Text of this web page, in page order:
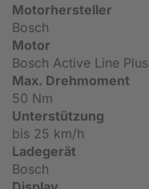
Motorhersteller
Bosch
Motor
Bosch Active Line Plus
Max. Drehmoment
50 Nm
Unterstützung
bis 25 km/h
Ladegerät
Bosch